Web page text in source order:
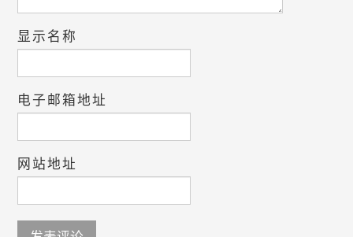
显示名称
电子邮箱地址
网站地址